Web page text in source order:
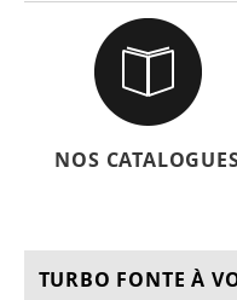
NOS
TURBO FONTE À